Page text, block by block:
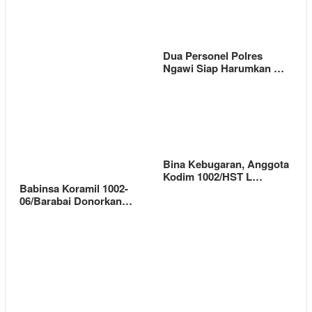
Dua Personel Polres
Ngawi Siap Harumkan …
Babinsa Koramil 1002-
06/Barabai Donorkan…
Bina Kebugaran, Anggota
Kodim 1002/HST L…